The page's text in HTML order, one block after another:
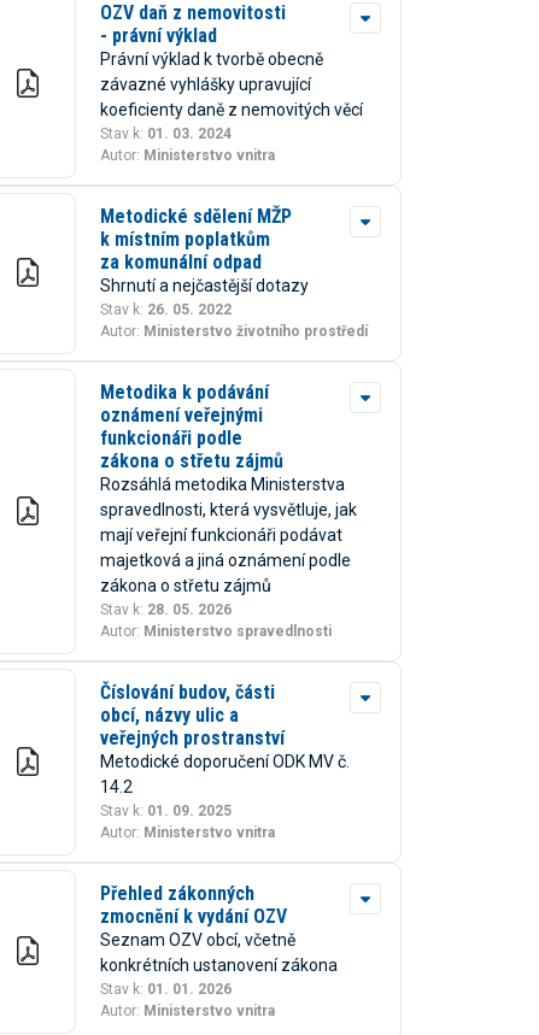
OZV daň z nemovitosti
- právní výklad
Právní výklad k tvorbě obecně
závazné vyhlášky upravující
koeficienty daně z nemovitých věcí
Stav k: 01. 03. 2024
Autor: Ministerstvo vnitra
Metodické sdělení MŽP
k místním poplatkům
za komunální odpad
Shrnutí a nejčastější dotazy
Stav k: 26. 05. 2022
Autor: Ministerstvo životního prostředí
Metodika k podávání
oznámení veřejnými
funkcionáři podle
zákona o střetu zájmů
Rozsáhlá metodika Ministerstva
spravedlnosti, která vysvětluje, jak
mají veřejní funkcionáři podávat
majetková a jiná oznámení podle
zákona o střetu zájmů
Stav k: 28. 05. 2026
Autor: Ministerstvo spravedlnosti
Číslování budov, části
obcí, názvy ulic a
veřejných prostranství
Metodické doporučení ODK MV č.
14.2
Stav k: 01. 09. 2025
Autor: Ministerstvo vnitra
Přehled zákonných
zmocnění k vydání OZV
Seznam OZV obcí, včetně
konkrétních ustanovení zákona
Stav k: 01. 01. 2026
Autor: Ministerstvo vnitra